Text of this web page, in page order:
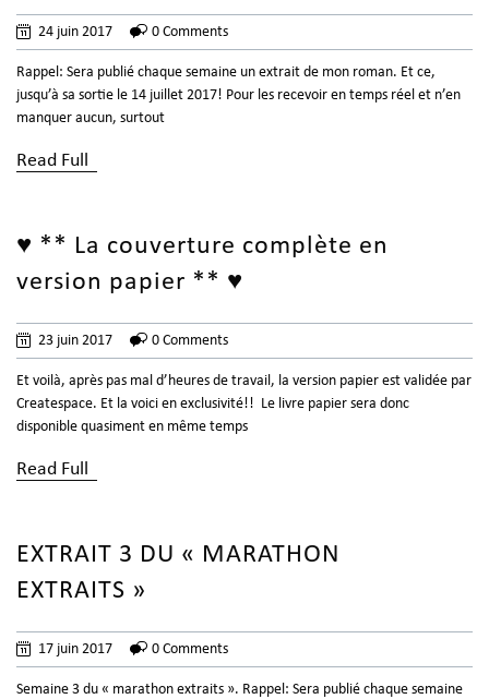
24 juin 2017 0 Comments
Rappel: Sera publié chaque semaine un extrait de mon roman. Et ce,
jusqu’à sa sortie le 14 juillet 2017! Pour les recevoir en temps réel et n’en
manquer aucun, surtout
Read Full
♥ ** La couverture complète en
version papier ** ♥
23 juin 2017 0 Comments
Et voilà, après pas mal d’heures de travail, la version papier est validée par
Createspace. Et la voici en exclusivité!! Le livre papier sera donc
disponible quasiment en même temps
Read Full
EXTRAIT 3 DU « MARATHON
EXTRAITS »
17 juin 2017 0 Comments
Semaine 3 du « marathon extraits ». Rappel: Sera publié chaque semaine